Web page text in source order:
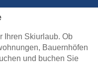
Ihren Skiurlaub. Ob
Bauernhöfen
und buchen Sie